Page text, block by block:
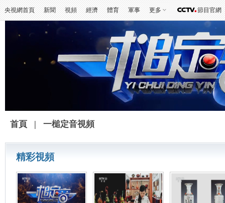
央視網首頁 新聞 視頻 經濟 體育 軍事 更多 節目官網
首頁 | 一槌定音視頻
精彩視頻